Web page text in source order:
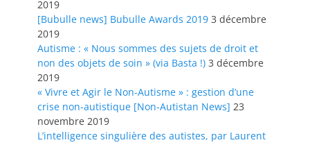
2019
[Bubulle news] Bubulle Awards 2019 3 décembre
2019
Autisme : « Nous sommes des sujets de droit et
non des objets de soin » (via Basta !) 3 décembre
2019
« Vivre et Agir le Non-Autisme » : gestion d’une
crise non-autistique [Non-Autistan News] 23
novembre 2019
L’intelligence singulière des autistes, par Laurent